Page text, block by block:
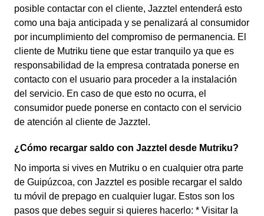
posible contactar con el cliente, Jazztel entenderá esto
como una baja anticipada y se penalizará al consumidor
por incumplimiento del compromiso de permanencia. El
cliente de Mutriku tiene que estar tranquilo ya que es
responsabilidad de la empresa contratada ponerse en
contacto con el usuario para proceder a la instalación
del servicio. En caso de que esto no ocurra, el
consumidor puede ponerse en contacto con el servicio
de atención al cliente de Jazztel.
¿Cómo recargar saldo con Jazztel desde Mutriku?
No importa si vives en Mutriku o en cualquier otra parte
de Guipúzcoa, con Jazztel es posible recargar el saldo
tu móvil de prepago en cualquier lugar. Estos son los
pasos que debes seguir si quieres hacerlo: * Visitar la